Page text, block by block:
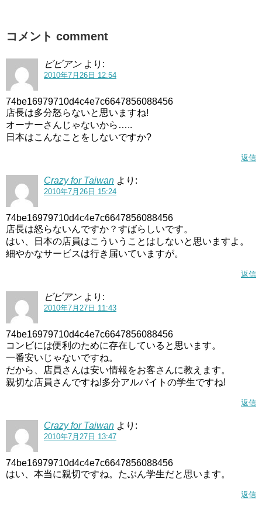
コメント comment
ビビアン より:
2010年7月26日 12:54
74be16979710d4c4e7c6647856088456
店長は多分怒らないと思いますね!
オーナーさんじゃないから…..
日本はこんなことをしないですか?
返信
Crazy for Taiwan より:
2010年7月26日 15:24
74be16979710d4c4e7c6647856088456
店長は怒らないんですか？すばらしいです。
はい、日本の店員はこういうことはしないと思いますよ。
細やかなサービスは行き届いていますが。
返信
ビビアン より:
2010年7月27日 11:43
74be16979710d4c4e7c6647856088456
コンビには便利のために存在していると思います。
一番安いじゃないですね。
だから、店員さんは安い情報をお客さんに教えます。
親切な店員さんですね!多分アルバイトの学生ですね!
返信
Crazy for Taiwan より:
2010年7月27日 13:47
74be16979710d4c4e7c6647856088456
はい、本当に親切ですね。たぶん学生だと思います。
返信